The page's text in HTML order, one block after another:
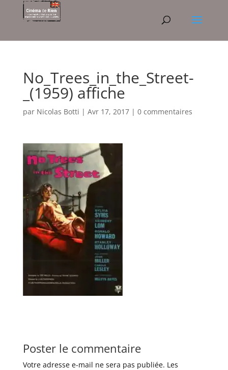
No_Trees_in_the_Street-
_(1959) affiche
par Nicolas Botti | Avr 17, 2017| 0 commentaires
Poster le commentaire
Votre adresse e-mail ne sera pas publiée. Les